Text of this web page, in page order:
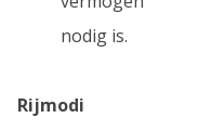
nodig is.
Rijmodi